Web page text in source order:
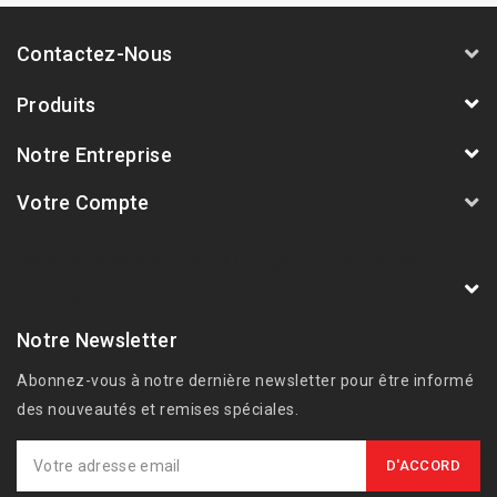
Contactez-Nous
Produits
Notre Entreprise
Votre Compte
Notre Newsletter
Abonnez-vous à notre dernière newsletter pour être informé
des nouveautés et remises spéciales.